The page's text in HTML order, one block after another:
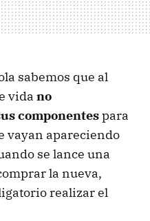
sabemos que al
vida no
componentespara
vayan apareciendo
se lance una
la nueva,
realizar el